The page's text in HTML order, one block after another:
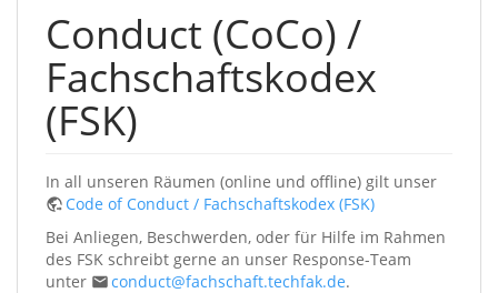
Conduct (CoCo) /
Fachschaftskodex
(FSK)
In all unseren Räumen (online und offline) gilt unser
Code of Conduct / Fachschaftskodex (FSK)
Bei Anliegen, Beschwerden, oder für Hilfe im Rahmen
des FSK schreibt gerne an unser Response-Team
unter
conduct@fachschaft.techfak.de.